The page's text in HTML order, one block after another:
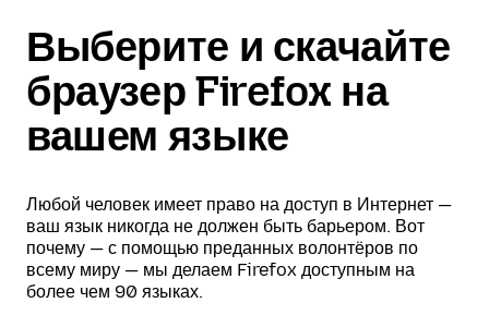
Выберите и скачайте
браузер Firefox на
вашем языке
Любой человек имеет право на доступ в Интернет —
ваш язык никогда не должен быть барьером. Вот
почему — с помощью преданных волонтёров по
всему миру — мы делаем Firefox доступным на
более чем 90 языках.